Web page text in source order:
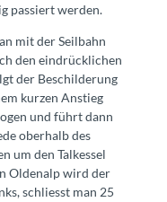
passiert werden.
mit der Seilbahn
den eindrücklichen
der Beschilderung
kurzen Anstieg
und führt dann
oberhalb des
um den Talkessel
Oldenalp wird der
schliesst man 25